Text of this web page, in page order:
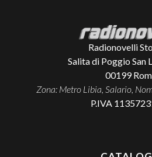
Radionovelli
Salita di Poggio San
00199
Zona: Metro Libia, Salario,
P.IVA